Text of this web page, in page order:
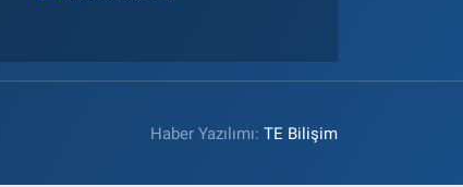
Haber Yazılımı:TE Bilişim